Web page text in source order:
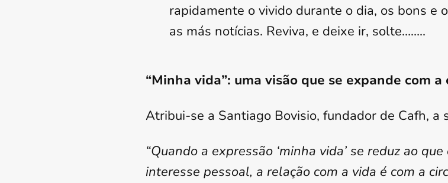
rapidamente o vivido durante o dia, os bons e
as más notícias. Reviva, e deixe ir, solte……..
“Minha vida”: uma visão que se expande com a
Atribui-se a Santiago Bovisio, fundador de Cafh, a
“Quando a expressão ‘minha vida’ se reduz ao
interesse pessoal, a relação com a vida é com a